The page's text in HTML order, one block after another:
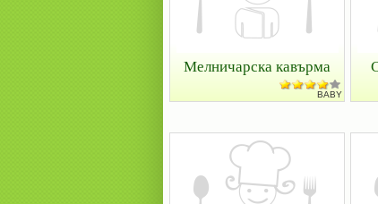
Мелничарска кавърма
BABY